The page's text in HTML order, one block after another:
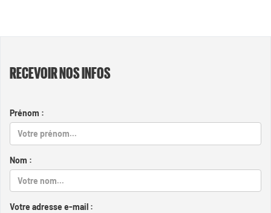
RECEVOIR NOS INFOS
Prénom :
Nom :
Votre adresse e-mail :